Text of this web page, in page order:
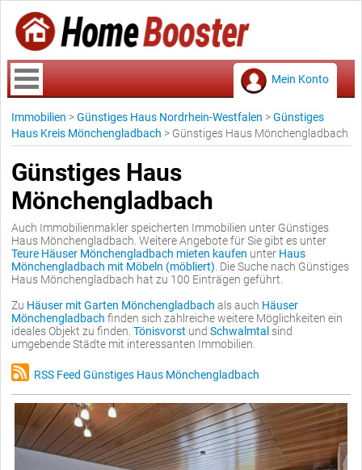
Mein Konto
Immobilien >Günstiges Haus Nordrhein-Westfalen >Günstiges
Haus Kreis Mönchengladbach > Günstiges Haus Mönchengladbach
Günstiges Haus
Mönchengladbach
Auch Immobilienmakler speicherten Immobilien unter Günstiges
Haus Mönchengladbach. Weitere Angebote für Sie gibt es unter
Teure Häuser Mönchengladbach mieten kaufen unter Haus
Mönchengladbach mit Möbeln (möbliert) . Die Suche nach Günstiges
Haus Mönchengladbach hat zu 100 Einträgen geführt.
Zu Häuser mit Garten Mönchengladbach als auch Häuser
Mönchengladbach finden sich zahlreiche weitere Möglichkeiten ein
ideales Objekt zu finden. Tönisvorst und Schwalmtal sind
umgebende Städte mit interessanten Immobilien.
RSS Feed Günstiges Haus Mönchengladbach